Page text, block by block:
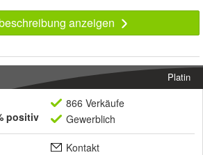
anzeigen
Platin
positiv
866 Verkäufe
Gewerblich
Kontakt